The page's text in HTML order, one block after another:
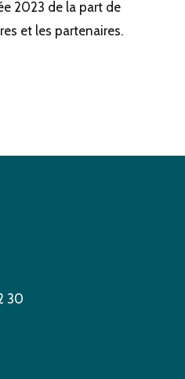
2023 de la part de
et les partenaires.
30